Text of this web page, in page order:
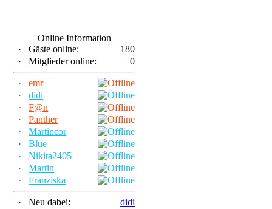
Online Information
·
Gäste online:
180
·
Mitglieder online: 0
·
emr
·
didi
·
F@n
·
Panther
·
Martincor
·
Blue
·
Nikita2405
·
Martin
·
Franziska
· Neu dabei: didi